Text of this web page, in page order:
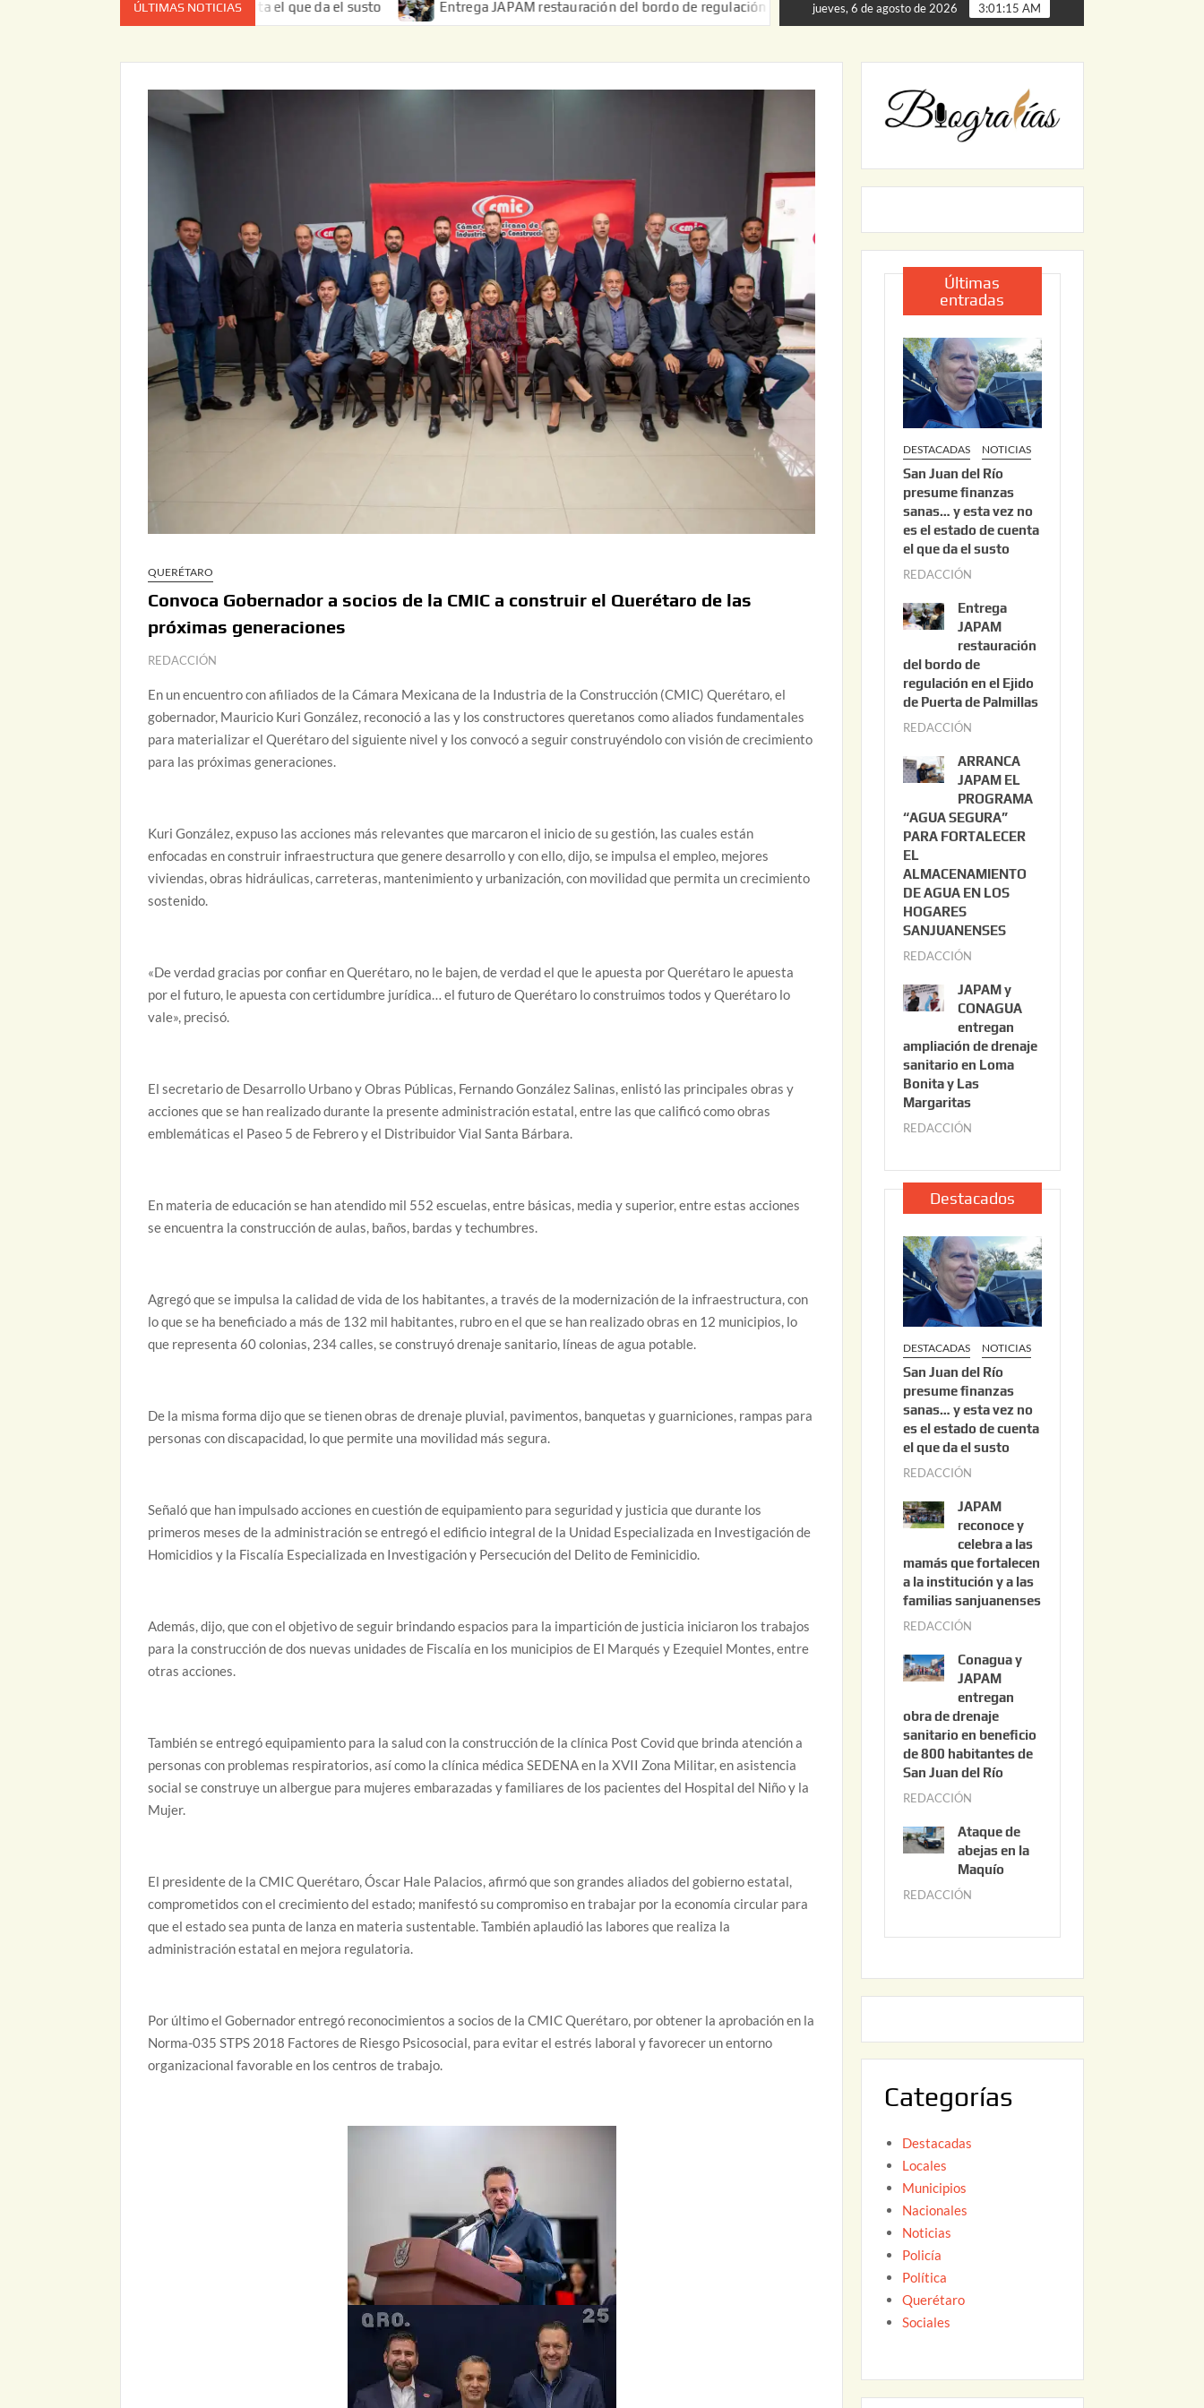
ÚLTIMAS NOTICIAS
no es el estado de cuenta el que da el susto Entrega JAPAM restauración del bordo de regulación en el Ejido de Puerta de Palmillas ARRANCA JAPAM EL PROGRAMA “AGUA
jueves, 6 de agosto de 2026 3:01:17 AM
QUERÉTARO
Convoca Gobernador a socios de la CMIC a construir el Querétaro de las
próximas generaciones
REDACCIÓN
En un encuentro con afiliados de la Cámara Mexicana de la Industria de la Construcción (CMIC) Querétaro, el
gobernador, Mauricio Kuri González, reconoció a las y los constructores queretanos como aliados fundamentales
para materializar el Querétaro del siguiente nivel y los convocó a seguir construyéndolo con visión de crecimiento
para las próximas generaciones.
Kuri González, expuso las acciones más relevantes que marcaron el inicio de su gestión, las cuales están
enfocadas en construir infraestructura que genere desarrollo y con ello, dijo, se impulsa el empleo, mejores
viviendas, obras hidráulicas, carreteras, mantenimiento y urbanización, con movilidad que permita un crecimiento
sostenido.
«De verdad gracias por confiar en Querétaro, no le bajen, de verdad el que le apuesta por Querétaro le apuesta
por el futuro, le apuesta con certidumbre jurídica… el futuro de Querétaro lo construimos todos y Querétaro lo
vale», precisó.
El secretario de Desarrollo Urbano y Obras Públicas, Fernando González Salinas, enlistó las principales obras y
acciones que se han realizado durante la presente administración estatal, entre las que calificó como obras
emblemáticas el Paseo 5 de Febrero y el Distribuidor Vial Santa Bárbara.
En materia de educación se han atendido mil 552 escuelas, entre básicas, media y superior, entre estas acciones
se encuentra la construcción de aulas, baños, bardas y techumbres.
Agregó que se impulsa la calidad de vida de los habitantes, a través de la modernización de la infraestructura, con
lo que se ha beneficiado a más de 132 mil habitantes, rubro en el que se han realizado obras en 12 municipios, lo
que representa 60 colonias, 234 calles, se construyó drenaje sanitario, líneas de agua potable.
De la misma forma dijo que se tienen obras de drenaje pluvial, pavimentos, banquetas y guarniciones, rampas para
personas con discapacidad, lo que permite una movilidad más segura.
Señaló que han impulsado acciones en cuestión de equipamiento para seguridad y justicia que durante los
primeros meses de la administración se entregó el edificio integral de la Unidad Especializada en Investigación de
Homicidios y la Fiscalía Especializada en Investigación y Persecución del Delito de Feminicidio.
Además, dijo, que con el objetivo de seguir brindando espacios para la impartición de justicia iniciaron los trabajos
para la construcción de dos nuevas unidades de Fiscalía en los municipios de El Marqués y Ezequiel Montes, entre
otras acciones.
También se entregó equipamiento para la salud con la construcción de la clínica Post Covid que brinda atención a
personas con problemas respiratorios, así como la clínica médica SEDENA en la XVII Zona Militar, en asistencia
social se construye un albergue para mujeres embarazadas y familiares de los pacientes del Hospital del Niño y la
Mujer.
El presidente de la CMIC Querétaro, Óscar Hale Palacios, afirmó que son grandes aliados del gobierno estatal,
comprometidos con el crecimiento del estado; manifestó su compromiso en trabajar por la economía circular para
que el estado sea punta de lanza en materia sustentable. También aplaudió las labores que realiza la
administración estatal en mejora regulatoria.
Por último el Gobernador entregó reconocimientos a socios de la CMIC Querétaro, por obtener la aprobación en la
Norma-035 STPS 2018 Factores de Riesgo Psicosocial, para evitar el estrés laboral y favorecer un entorno
organizacional favorable en los centros de trabajo.
Últimas
entradas
DESTACADAS NOTICIAS
San Juan del Río
presume finanzas
sanas… y esta vez no
es el estado de cuenta
el que da el susto
REDACCIÓN
o
s
t
o
3
2
0
2
6
Entrega
JAPAM
restauración
del bordo de
regulación en el Ejido
de Puerta de Palmillas
REDACCIÓN
l
i
o
2
0
ARRANCA
JAPAM EL
PROGRAMA
“AGUA SEGURA”
PARA FORTALECER
EL
ALMACENAMIENTO
DE AGUA EN LOS
HOGARES
SANJUANENSES
REDACCIÓN
l
i
o
2
2
2
6
JAPAM y
CONAGUA
entregan
ampliación de drenaje
sanitario en Loma
Bonita y Las
Margaritas
REDACCIÓN
l
i
o
2
2
,
2
0
2
6
Destacados
DESTACADAS NOTICIAS
San Juan del Río
presume finanzas
sanas… y esta vez no
es el estado de cuenta
el que da el susto
REDACCIÓN
s
t
o
3
0
2
6
JAPAM
reconoce y
celebra a las
mamás que fortalecen
a la institución y a las
familias sanjuanenses
REDACCIÓN
n
i
o
3
0
0
2
6
Conagua y
JAPAM
entregan
obra de drenaje
sanitario en beneficio
de 800 habitantes de
San Juan del Río
REDACCIÓN
n
i
0
2
Ataque de
abejas en la
Maquío
REDACCIÓN
y
2
Categorías
Destacadas
Locales
Municipios
Nacionales
Noticias
Policía
Política
Querétaro
Sociales